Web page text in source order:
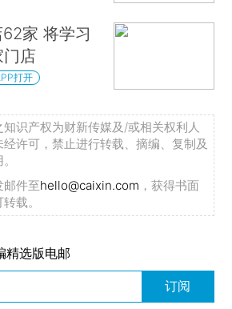
家 将学习
门店
打开
识产权为财新传媒及/或相关权利人
许可，禁止进行转载、摘编、复制及
邮件至hello@caixin.com ，获得书面
载。
精选版电邮
订阅